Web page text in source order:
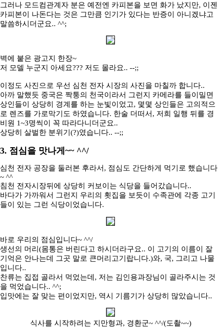
그러나 모드컴관계자 분은 예전엔 카피본을 보면 화가 났지만, 이젠
카피본이 나돈다는 것은 그만큼 인기가 있다는 반증이 아니겠냐고
말씀하시더군요.. ^^;
벽에 붙은 광고지 한장~
저 모델 누군지 아세요??? 저도 몰라요.. --;;
이정도 사진으로 우선 심천 전자 시장의 사진을 마칠까 합니다..
아까 말했듯 중국은 짝퉁의 천국이라서 그런지 카메라를 들이밀면
상인들이 상당히 경계를 하는 눈빛이었고, 몇몇 상인들은 고의적으
로 렌즈를 가로막기도 하였습니다. 한술 더떠서, 저희 일행 뒤를 경
비원 1~3명씩이 꼭 따라다니더군요..
상당히 살벌한 분위기(?)였습니다.. --;;
3. 점심을 맛나게~~ ^^/
심천 전자 공장을 둘러본 후라서, 점심도 간단하게 먹기로 했습니다
~ ^^
침천 전자시장뒤에 상당히 커보이는 식당을 들어갔습니다..
바다가 가까워서 그런지 우리의 횟집을 보듯이 수족관에 각종 고기
들이 있는 그런 식당이었습니다.
바로 우리의 점심입니다~ ^^/
생선의 머리(몸통은 버린다고 하시더라구요.. 이 고기의 이름이 잘
기억은 안나는데 그곳 말로 큰머리고기랍니다.)와, 국, 그리고 나물
입니다..
찬류는 집접 골라서 먹었는데, 저는 김인용과장님이 골라주시는 것
을 먹었습니다.. ^^;
입맛에는 잘 맞는 편이었지만, 역시 기름기가 상당히 많았습니다..
식사를 시작하려는 지만형과, 경환군~ ^^/(도촬~~)